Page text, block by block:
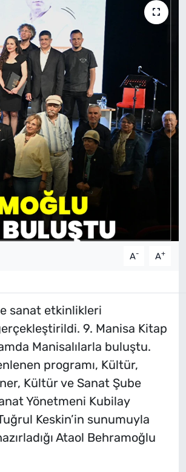
A- A+
sanat etkinlikleri
9. Manisa Kitap
Manisalılarla buluştu.
programı, Kültür,
Kültür ve Sanat Şube
Yönetmeni Kubilay
Keskin’in sunumuyla
Ataol Behramoğlu